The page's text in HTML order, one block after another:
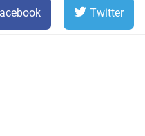
Twitter